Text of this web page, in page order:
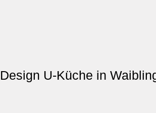
Design U-Küche in